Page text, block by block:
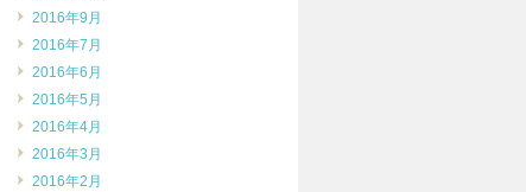
2016年9月
2016年7月
2016年6月
2016年5月
2016年4月
2016年3月
2016年2月